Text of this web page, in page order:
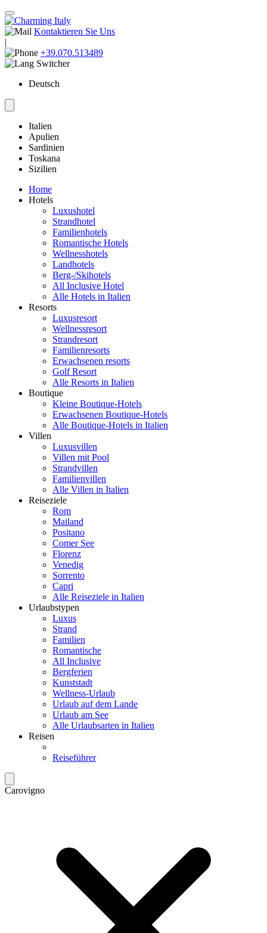
Kontaktieren Sie Uns
|
+39.070.513489
Deutsch
Italien
Apulien
Sardinien
Toskana
Sizilien
Home
Hotels
Luxushotel
Strandhotel
Familienhotels
Romantische Hotels
Wellnesshotels
Landhotels
Berg-/Skihotels
All Inclusive Hotel
Alle Hotels in Italien
Resorts
Luxusresort
Wellnessresort
Strandresort
Familienresorts
Erwachsenen resorts
Golf Resort
Alle Resorts in Italien
Boutique
Kleine Boutique-Hotels
Erwachsenen Boutique-Hotels
Alle Boutique-Hotels in Italien
Villen
Luxusvillen
Villen mit Pool
Strandvillen
Familienvillen
Alle Villen in Italien
Reiseziele
Rom
Mailand
Positano
Comer See
Florenz
Venedig
Sorrento
Capri
Alle Reiseziele in Italien
Urlaubstypen
Luxus
Strand
Familien
Romantische
All Inclusive
Bergferien
Kunststadt
Wellness-Urlaub
Urlaub auf dem Lande
Urlaub am See
Alle Urlaubsarten in Italien
Reisen
Reiseführer
Carovigno